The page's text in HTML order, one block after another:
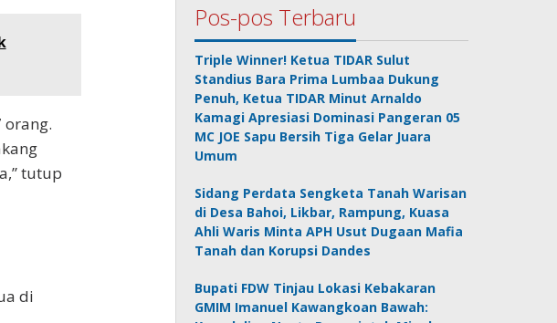
orang.
tutup
di
Pos-pos Terbaru
Triple Winner! Ketua TIDAR Sulut
Standius Bara Prima Lumbaa Dukung
Penuh, Ketua TIDAR Minut Arnaldo
Kamagi Apresiasi Dominasi Pangeran 05
MC JOE Sapu Bersih Tiga Gelar Juara
Umum
Sidang Perdata Sengketa Tanah Warisan
di Desa Bahoi, Likbar, Rampung, Kuasa
Ahli Waris Minta APH Usut Dugaan Mafia
Tanah dan Korupsi Dandes
Bupati FDW Tinjau Lokasi Kebakaran
GMIM Imanuel Kawangkoan Bawah: